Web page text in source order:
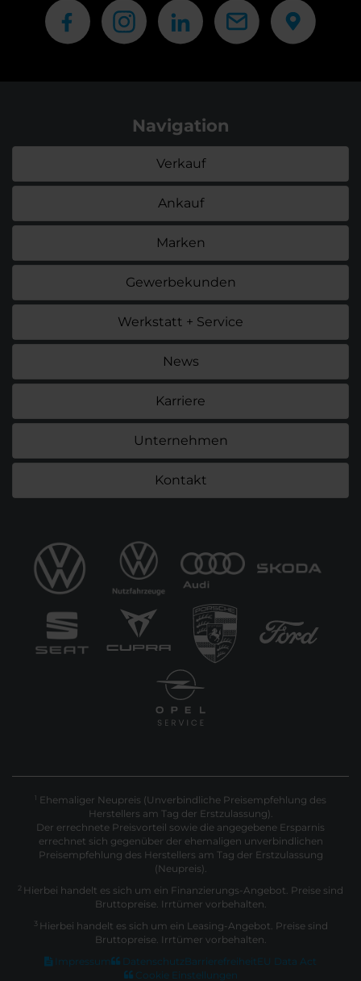
Navigation
Verkauf
Ankauf
Marken
Gewerbekunden
Werkstatt + Service
News
Karriere
Unternehmen
Kontakt
1 Ehemaliger Neupreis (Unverbindliche Preisempfehlung des
Herstellers am Tag der Erstzulassung).
Der errechnete Preisvorteil sowie die angegebene Ersparnis
errechnet sich gegenüber der ehemaligen unverbindlichen
Preisempfehlung des Herstellers am Tag der Erstzulassung
(Neupreis).
2 Hierbei handelt es sich um ein Finanzierungs-Angebot. Preise sind
Bruttopreise. Irrtümer vorbehalten.
3 Hierbei handelt es sich um ein Leasing-Angebot. Preise sind
Bruttopreise. Irrtümer vorbehalten.
Impressum
Datenschutz Barrierefreiheit EU Data Act
Cookie Einstellungen